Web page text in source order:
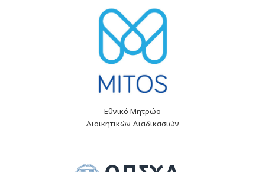
Εθνικό Μητρώο
Διοικητικών Διαδικασιών